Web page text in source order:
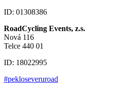
ID: 01308386
RoadCycling Events, z.s.
Nová 116
Telce 440 01
ID: 18022995
#pekloseveruroad